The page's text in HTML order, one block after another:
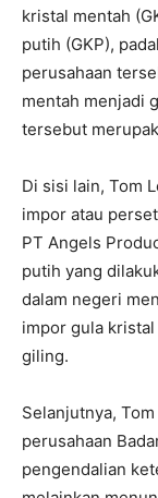
kristal mentah
putih (GKP),
perusahaan
mentah menjadi
tersebut
Di sisi lain, Tom
impor atau
PT Angels
putih yang
dalam negeri
impor gula
giling.
Selanjutnya,
perusahaan
pengendalian